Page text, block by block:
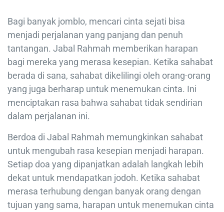
Bagi banyak jomblo, mencari cinta sejati bisa
menjadi perjalanan yang panjang dan penuh
tantangan. Jabal Rahmah memberikan harapan
bagi mereka yang merasa kesepian. Ketika sahabat
berada di sana, sahabat dikelilingi oleh orang-orang
yang juga berharap untuk menemukan cinta. Ini
menciptakan rasa bahwa sahabat tidak sendirian
dalam perjalanan ini.
Berdoa di Jabal Rahmah memungkinkan sahabat
untuk mengubah rasa kesepian menjadi harapan.
Setiap doa yang dipanjatkan adalah langkah lebih
dekat untuk mendapatkan jodoh. Ketika sahabat
merasa terhubung dengan banyak orang dengan
tujuan yang sama, harapan untuk menemukan cinta